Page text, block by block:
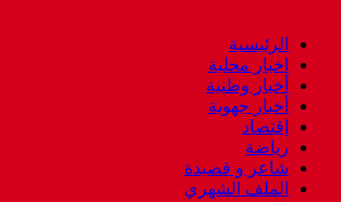
الرئيسية
اخبار محلية
أخبار وطنية
أخبار جهوية
إقتصاد
رياضة
شاعر و قصيدة
الملف الشهري